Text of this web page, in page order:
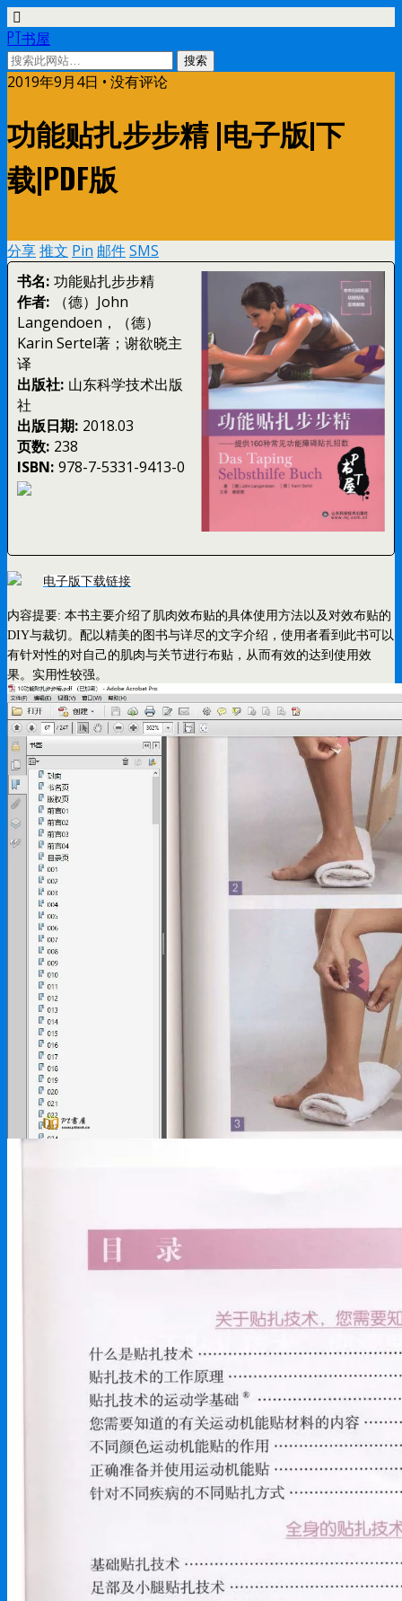
PT书屋
2019年9月4日 • 没有评论
功能贴扎步步精 |电子版|下
载|PDF版
分享推文 Pin 邮件SMS
书名: 功能贴扎步步精
作者:
（德）John
Langendoen，（德）
Karin Sertel著；谢欲晓主
译
出版社: 山东科学技术出版
社
出版日期: 2018.03
页数: 238
ISBN: 978-7-5331-9413-0
电子版下载链接
内容提要: 本书主要介绍了肌肉效布贴的具体使用方法以及对效布贴的
DIY与裁切。配以精美的图书与详尽的文字介绍，使用者看到此书可以
有针对性的对自己的肌肉与关节进行布贴，从而有效的达到使用效
果。实用性较强。